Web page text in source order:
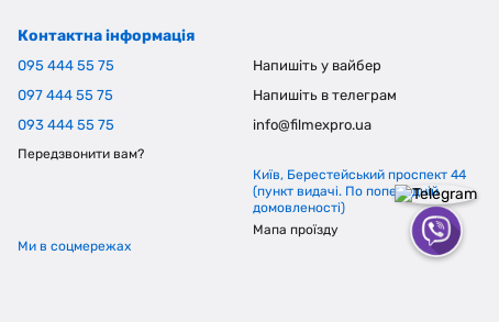
Контактна інформація
095 444 55 75
097 444 55 75
093 444 55 75
Передзвонити вам?
Напишіть у вайбер
Напишіть в телеграм
info@filmexpro.ua
Київ, Берестейський проспект 44
(пункт видачі. По попередній
домовленості)
Мапа проїзду
Ми в соцмережах